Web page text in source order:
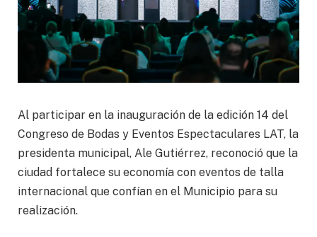
Al participar en la inauguración de la edición 14 del
Congreso de Bodas y Eventos Espectaculares LAT, la
presidenta municipal, Ale Gutiérrez, reconoció que la
ciudad fortalece su economía con eventos de talla
internacional que confían en el Municipio para su
realización.